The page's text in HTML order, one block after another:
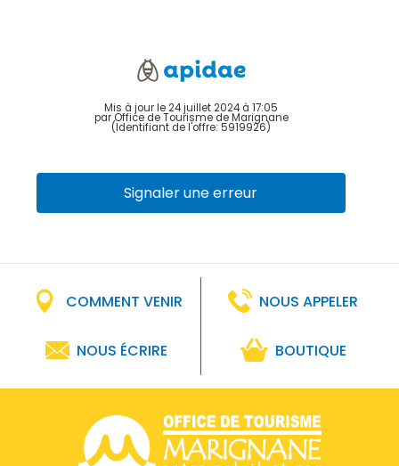
Mis à jour le 24 juillet 2024 à 17:05
par Office de Tourisme de Marignane
(Identifiant de l'offre: 5919926)
Signaler une erreur
COMMENT VENIR NOUS APPELER
NOUS ÉCRIRE BOUTIQUE